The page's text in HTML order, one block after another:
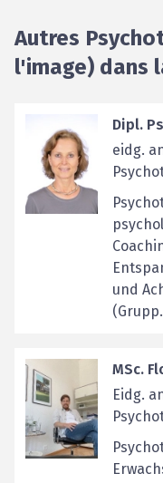
Autres
l'image) dans
Dipl.
eidg.
und
MSc.
Eidg.